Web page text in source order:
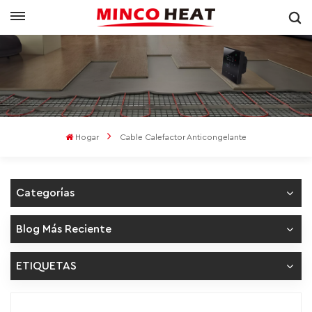
Hogar Cable Calefactor Anticongelante
Categorías
Blog Más Reciente
ETIQUETAS